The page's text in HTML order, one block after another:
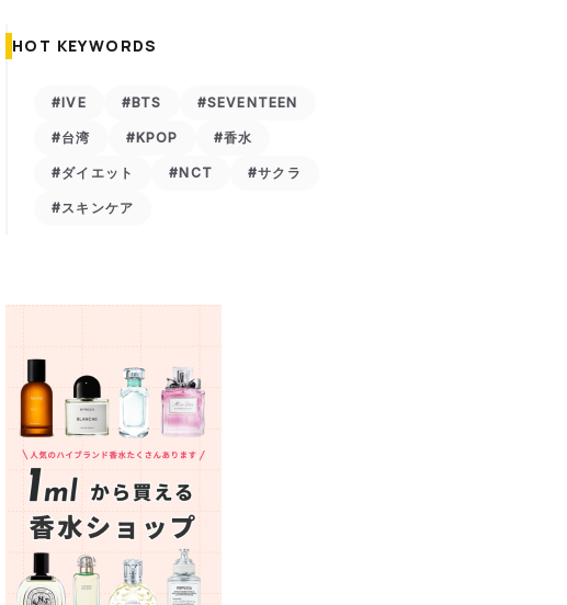
HOT KEYWORDS
#IVE #BTS #SEVENTEEN
#台湾 #KPOP #香水
#ダイエット #NCT #サクラ
#スキンケア